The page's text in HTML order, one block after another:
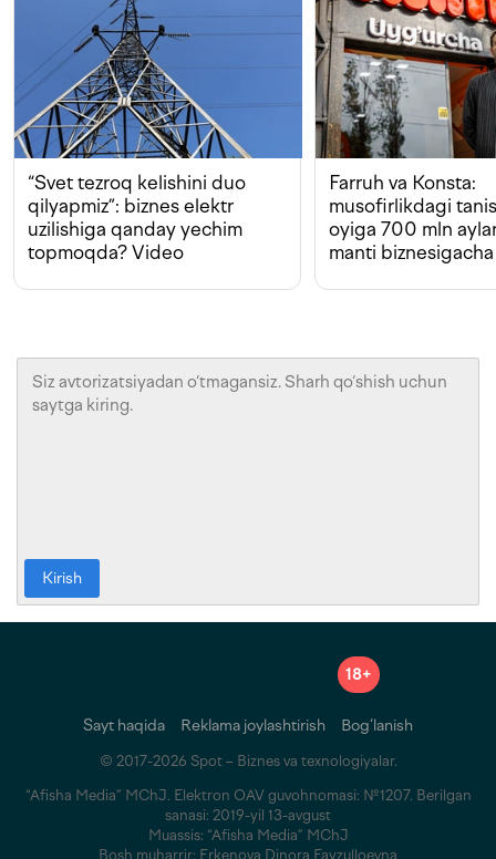
“Svet tezroq kelishini duo
qilyapmiz”: biznes elektr
uzilishiga qanday yechim
topmoqda? Video
Farruh va Konsta:
musofirlikdagi
oyiga 700 mln
manti biznesigacha
Kirish
18+
Sayt haqida Reklama joylashtirish Bog‘lanish
© 2017-2026 Spot – Biznes va texnologiyalar.
“Afisha Media” MChJ. Elektron OAV guvohnomasi: №1207. Berilgan
sanasi: 2019-yil 13-avgust
Muassis: “Afisha Media” MChJ
Bosh muharrir: Erkenova Dinora Fayzulloevna